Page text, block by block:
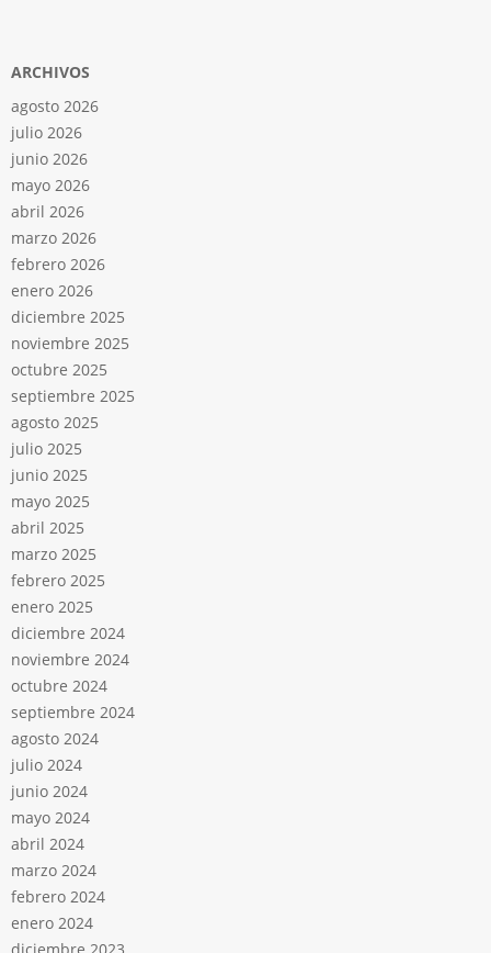
ARCHIVOS
agosto 2026
julio 2026
junio 2026
mayo 2026
abril 2026
marzo 2026
febrero 2026
enero 2026
diciembre 2025
noviembre 2025
octubre 2025
septiembre 2025
agosto 2025
julio 2025
junio 2025
mayo 2025
abril 2025
marzo 2025
febrero 2025
enero 2025
diciembre 2024
noviembre 2024
octubre 2024
septiembre 2024
agosto 2024
julio 2024
junio 2024
mayo 2024
abril 2024
marzo 2024
febrero 2024
enero 2024